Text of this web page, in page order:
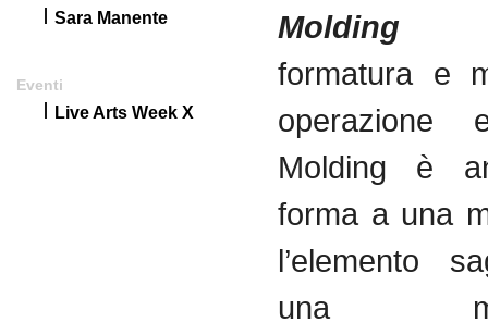
Sara Manente
Eventi
Live Arts Week X
Molding
formatura e
operazione
Molding è
forma a una
l’elemento
una